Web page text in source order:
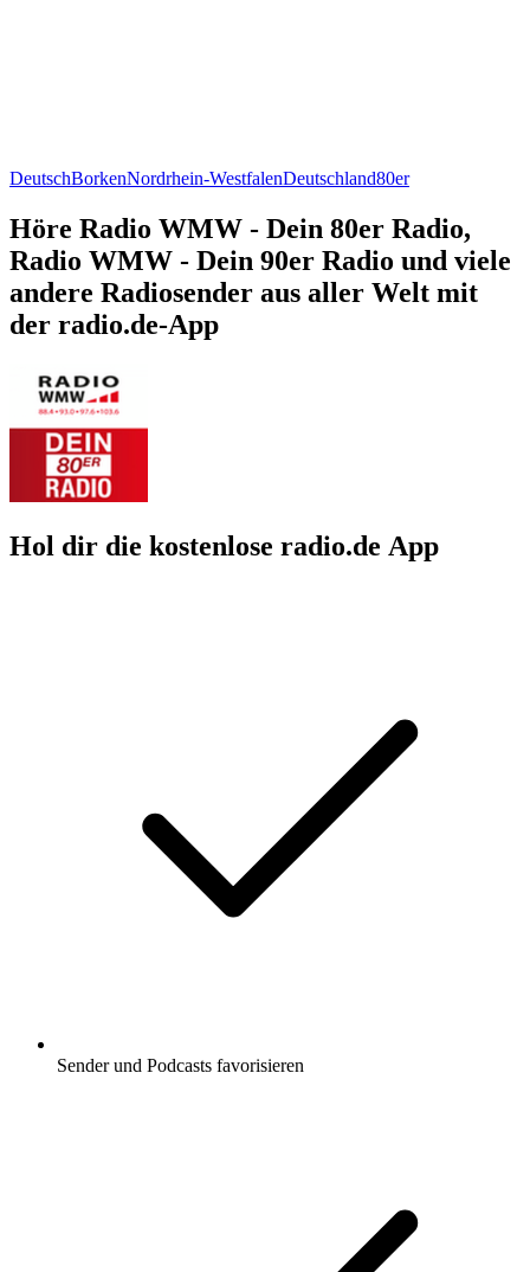
DeutschBorkenNordrhein-WestfalenDeutschland80er
Höre Radio WMW - Dein 80er Radio,
Radio WMW - Dein 90er Radio und viele
andere Radiosender aus aller Welt mit
der radio.de-App
Hol dir die kostenlose radio.de App
Sender und Podcasts favorisieren